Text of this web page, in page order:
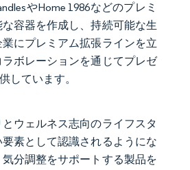
やHome 1986などのプレミ
容器を作成し、持続可能な生
にプレミアム拡張ラインを立
ボレーションを通じてプレゼ
しています。
ウェルネス志向のライフスタ
素として認識されるようにな
分調整をサポートする製品を